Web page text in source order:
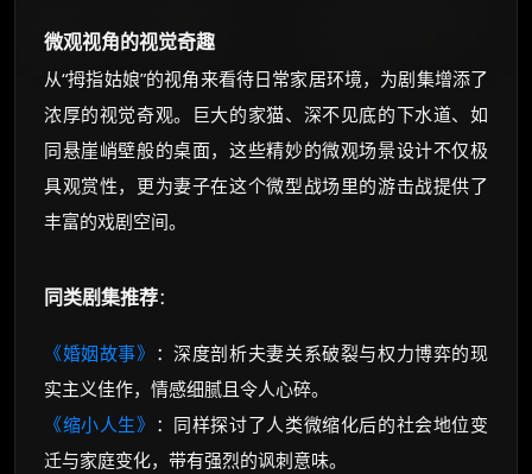
微观视角的视觉奇趣
从“拇指姑娘”的视角来看待日常家居环境，为剧集增添了
浓厚的视觉奇观。巨大的家猫、深不见底的下水道、如
同悬崖峭壁般的桌面，这些精妙的微观场景设计不仅极
具观赏性，更为妻子在这个微型战场里的游击战提供了
丰富的戏剧空间。
同类剧集推荐：
《婚姻故事》 ：深度剖析夫妻关系破裂与权力博弈的现
实主义佳作，情感细腻且令人心碎。
《缩小人生》 ：同样探讨了人类微缩化后的社会地位变
迁与家庭变化，带有强烈的讽刺意味。